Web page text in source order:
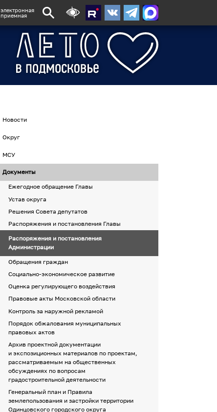
электронная
приемная
Новости
Округ
МСУ
Документы
Ежегодное обращение Главы
Устав округа
Решения Совета депутатов
Распоряжения и постановления Главы
Распоряжения и постановления
Администрации
Обращения граждан
Социально-экономическое развитие
Оценка регулирующего воздействия
Правовые акты Московской области
Контроль за наружной рекламой
Порядок обжалования муниципальных
правовых актов
Архив проектной документации
и экспозиционных материалов по проектам,
рассматриваемым на общественных
обсуждениях по вопросам
градостроительной деятельности
Генеральный план и Правила
землепользования и застройки территории
Одинцовского городского округа